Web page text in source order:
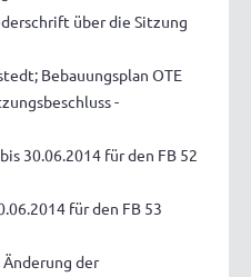
über die Sitzung
Bebauungsplan OTE
-
30.06.2014 für den FB 52
für den FB 53
der